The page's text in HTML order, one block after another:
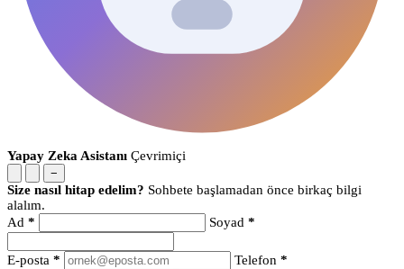
Yapay Zeka Asistanı Çevrimiçi
−
Size nasıl hitap edelim? Sohbete başlamadan önce birkaç bilgi
alalım.
Ad * Soyad *
E-posta * Telefon *